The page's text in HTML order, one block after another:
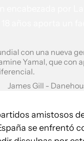
con una nueva
Yamal, que con
James Gill -
amistosos
se enfrentó